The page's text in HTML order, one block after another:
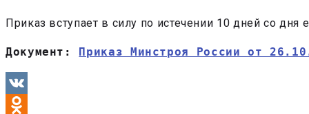
Приказ вступает в силу по истечении 10 дней со дня
Документ: Приказ Минстроя России от
VK